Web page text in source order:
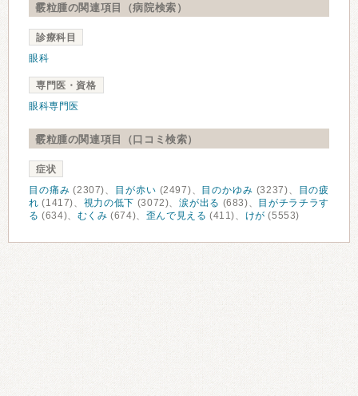
霰粒腫の関連項目（病院検索）
診療科目
眼科
専門医・資格
眼科専門医
霰粒腫の関連項目（口コミ検索）
症状
目の痛み (2307)、 目が赤い (2497)、 目のかゆみ (3237)、
目の疲
れ (1417)、 視力の低下 (3072)、涙が出る (683)、
目がチラチラす
る (634)、 むくみ (674)、 歪んで見える (411)、 けが (5553)